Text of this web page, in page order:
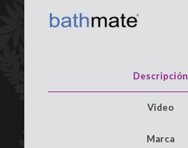
Descripción
Video
Marca